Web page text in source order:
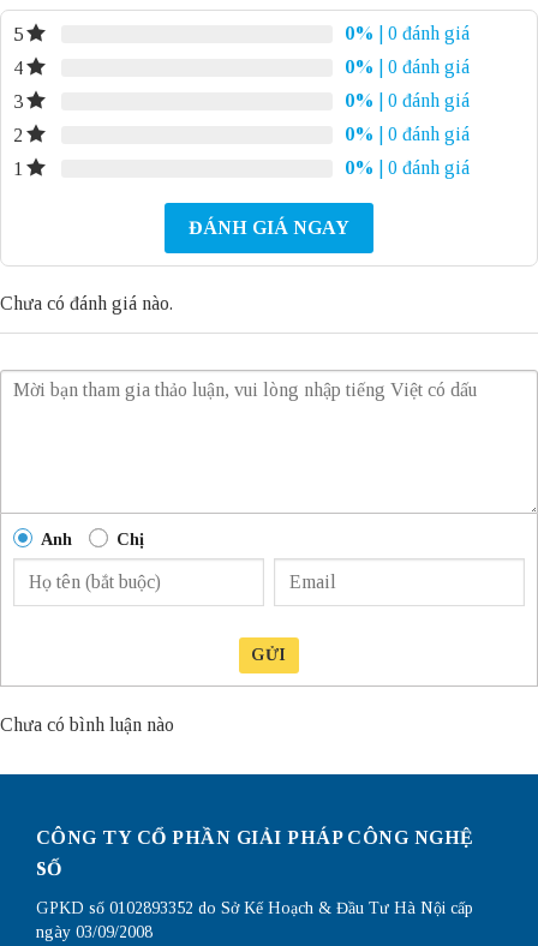
5 0%
| 0 đánh giá
4
0%
| 0 đánh giá
3
0%
| 0 đánh giá
2
0%
| 0 đánh giá
1
0% | 0 đánh giá
ĐÁNH GIÁ NGAY
Chưa có đánh giá nào.
Anh Chị
GỬI
Chưa có bình luận nào
CÔNG TY CỔ PHẦN GIẢI PHÁP CÔNG NGHỆ
SỐ
GPKD số 0102893352 do Sở Kế Hoạch & Đầu Tư Hà Nội cấp
ngày 03/09/2008